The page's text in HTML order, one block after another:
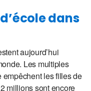
dans
aujourd’hui
Les multiples
les filles de
millions sont encore